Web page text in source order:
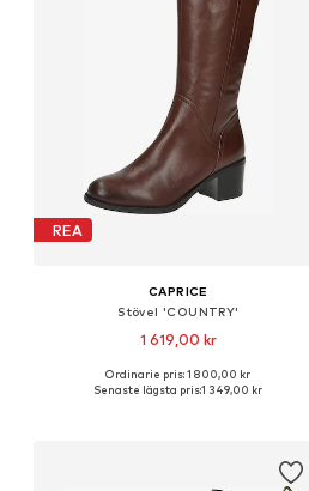
REA
CAPRICE
Stövel 'COUNTRY'
1 619,00 kr
Tillgänglig i många storlekar
Ordinarie pris: 1 800,00 kr
Senaste lägsta pris:1 349,00 kr